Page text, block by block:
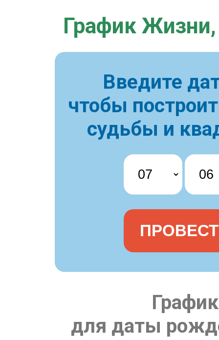
График Жизни,
Введите
чтобы
судьбы и
для даты